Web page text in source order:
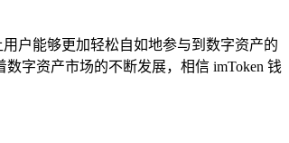
户能够更加轻松自如地参与到数字资产的
字资产市场的不断发展，相信 imToken 钱